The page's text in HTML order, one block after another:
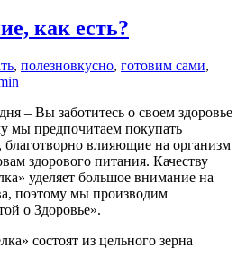
как есть?
, полезновкусно, готовим сами,
– Вы заботитесь о своем здоровье
мы предпочитаем покупать
благотворно влияющие на организм
здорового питания. Качеству
уделяет большое внимание на
поэтому мы производим
о Здоровье».
состоят из цельного зерна